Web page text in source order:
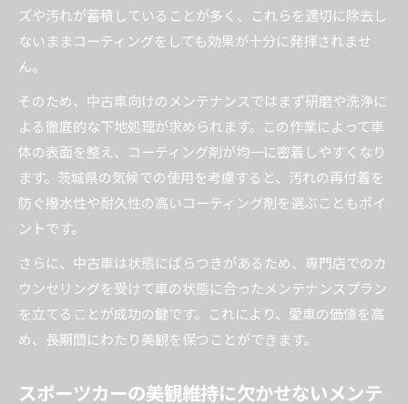
ズや汚れが蓄積していることが多く、これらを適切に除去し
ないままコーティングをしても効果が十分に発揮されませ
ん。
そのため、中古車向けのメンテナンスではまず研磨や洗浄に
よる徹底的な下地処理が求められます。この作業によって車
体の表面を整え、コーティング剤が均一に密着しやすくなり
ます。茨城県の気候での使用を考慮すると、汚れの再付着を
防ぐ撥水性や耐久性の高いコーティング剤を選ぶこともポイ
ントです。
さらに、中古車は状態にばらつきがあるため、専門店でのカ
ウンセリングを受けて車の状態に合ったメンテナンスプラン
を立てることが成功の鍵です。これにより、愛車の価値を高
め、長期間にわたり美観を保つことができます。
スポーツカーの美観維持に欠かせないメンテ